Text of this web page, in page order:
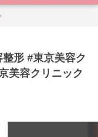
整形 #東京美容ク
美容クリニック